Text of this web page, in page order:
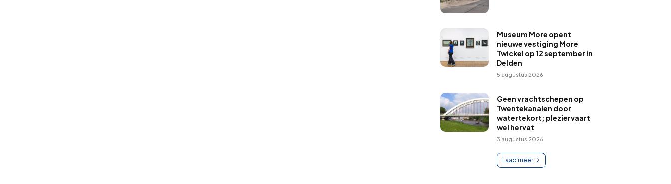
Museum More opent
nieuwe vestiging More
Twickel op 12 september in
Delden
5 augustus 2026
Geen vrachtschepen op
Twentekanalen door
watertekort; pleziervaart
wel hervat
3 augustus 2026
Laad meer